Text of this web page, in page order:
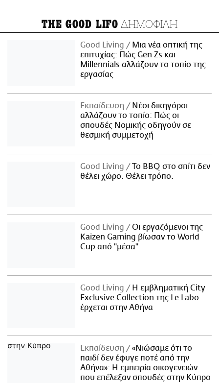
THE GOOD LIFO ΔΗΜΟΦΙΛΗ
Good Living
Μια νέα οπτική της
επιτυχίας: Πώς Gen Zs και
Millennials αλλάζουν το τοπίο της
εργασίας
Εκπαίδευση
Νέοι δικηγόροι
αλλάζουν το τοπίο: Πώς οι
σπουδές Νομικής οδηγούν σε
θεσμική συμμετοχή
Good Living
Το BBQ στο σπίτι δεν
θέλει χώρο. Θέλει τρόπο.
Good Living
Οι εργαζόμενοι της
Kaizen Gaming βίωσαν το World
Cup από "μέσα"
Good Living
Η εμβληματική City
Exclusive Collection της Le Labo
έρχεται στην Αθήνα
Εκπαίδευση
«Νιώσαμε ότι το
παιδί δεν έφυγε ποτέ από την
Αθήνα»: Η εμπειρία οικογενειών
που επέλεξαν σπουδές στην Κύπρο